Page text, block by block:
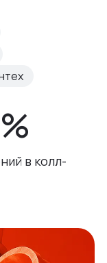
в колл-